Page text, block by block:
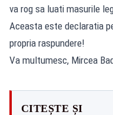
va rog sa luati masurile
Aceasta este declaratia
propria raspundere!
Va multumesc, Mircea
CITEȘTE ȘI